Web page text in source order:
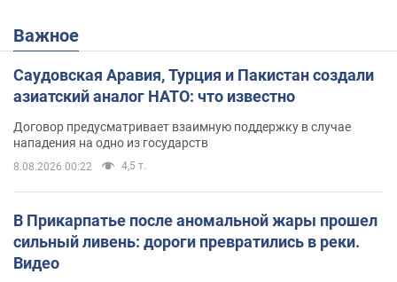
Важное
Саудовская Аравия, Турция и Пакистан создали
азиатский аналог НАТО: что известно
Договор предусматривает взаимную поддержку в случае
нападения на одно из государств
8.08.2026 00:22 4,5 т.
В Прикарпатье после аномальной жары прошел
сильный ливень: дороги превратились в реки.
Видео